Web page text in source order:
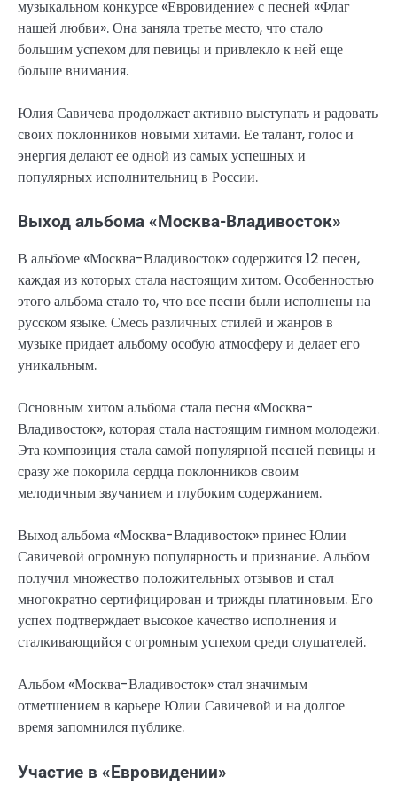
музыкальном конкурсе «Евровидение» с песней «Флаг
нашей любви». Она заняла третье место, что стало
большим успехом для певицы и привлекло к ней еще
больше внимания.
Юлия Савичева продолжает активно выступать и радовать
своих поклонников новыми хитами. Ее талант, голос и
энергия делают ее одной из самых успешных и
популярных исполнительниц в России.
Выход альбома «Москва-Владивосток»
В альбоме «Москва-Владивосток» содержится 12 песен,
каждая из которых стала настоящим хитом. Особенностью
этого альбома стало то, что все песни были исполнены на
русском языке. Смесь различных стилей и жанров в
музыке придает альбому особую атмосферу и делает его
уникальным.
Основным хитом альбома стала песня «Москва-
Владивосток», которая стала настоящим гимном молодежи.
Эта композиция стала самой популярной песней певицы и
сразу же покорила сердца поклонников своим
мелодичным звучанием и глубоким содержанием.
Выход альбома «Москва-Владивосток» принес Юлии
Савичевой огромную популярность и признание. Альбом
получил множество положительных отзывов и стал
многократно сертифицирован и трижды платиновым. Его
успех подтверждает высокое качество исполнения и
сталкивающийся с огромным успехом среди слушателей.
Альбом «Москва-Владивосток» стал значимым
отметшением в карьере Юлии Савичевой и на долгое
время запомнился публике.
Участие в «Евровидении»